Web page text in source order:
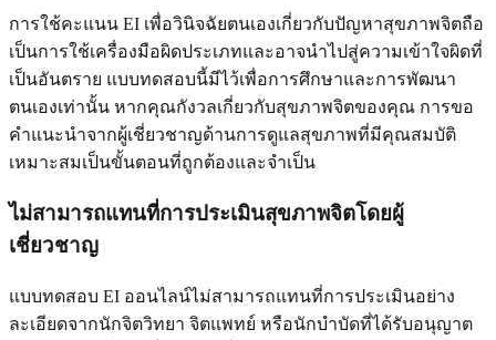
การใช้คะแนน EI เพื่อวินิจฉัยตนเองเกี่ยวกับปัญหาสุขภาพจิตถือ
เป็นการใช้เครื่องมือผิดประเภทและอาจนำไปสู่ความเข้าใจผิดที่
เป็นอันตราย แบบทดสอบนี้มีไว้เพื่อการศึกษาและการพัฒนา
ตนเองเท่านั้น หากคุณกังวลเกี่ยวกับสุขภาพจิตของคุณ การขอ
คำแนะนำจากผู้เชี่ยวชาญด้านการดูแลสุขภาพที่มีคุณสมบัติ
เหมาะสมเป็นขั้นตอนที่ถูกต้องและจำเป็น
ไม่สามารถแทนที่การประเมินสุขภาพจิตโดยผู้
เชี่ยวชาญ
แบบทดสอบ EI ออนไลน์ไม่สามารถแทนที่การประเมินอย่าง
ละเอียดจากนักจิตวิทยา จิตแพทย์ หรือนักบำบัดที่ได้รับอนุญาต